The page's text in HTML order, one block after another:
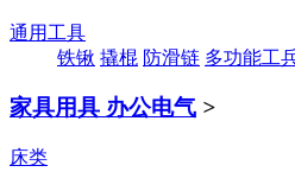
通用工具
铁锹 撬棍 防滑链 多功能工
家具用具 办公电气 >
床类